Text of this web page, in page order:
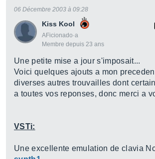
Kiss Kool
AFicionado·a
Membre depuis 23 ans
06 Décembre 2003 à 09:28
Une petite mise a jour s'imposait...
Voici quelques ajouts a mon
diverses autres trouvailles dont
a toutes vos reponses, donc merci a
VSTi:
Une excellente emulation de clavia